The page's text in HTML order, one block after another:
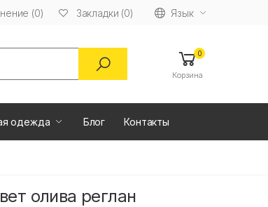
(0) Закладки (0) Язык
0
Корзина
одежда Блог Контакты
олива реглан